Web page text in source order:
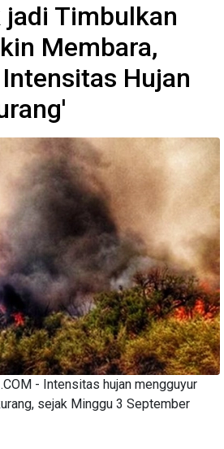
jadi Timbulkan
Membara,
Hujan
- Intensitas hujan mengguyur
sejak Minggu 3 September